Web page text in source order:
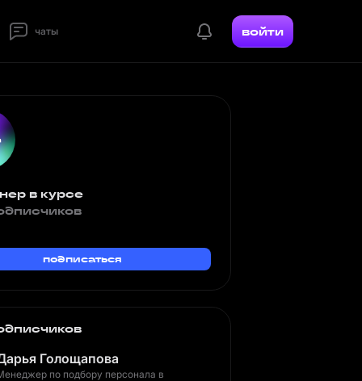
чаты войти
в курсе
подписаться
Голощапова
по подбору персонала в